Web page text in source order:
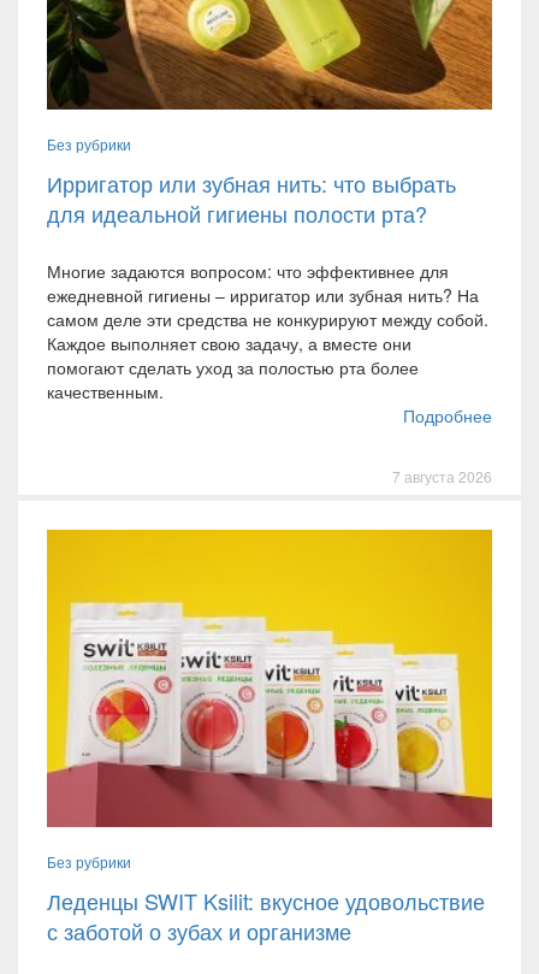
Без рубрики
Ирригатор или зубная нить: что выбрать
для идеальной гигиены полости рта?
Многие задаются вопросом: что эффективнее для
ежедневной гигиены – ирригатор или зубная нить? На
самом деле эти средства не конкурируют между собой.
Каждое выполняет свою задачу, а вместе они
помогают сделать уход за полостью рта более
качественным.
Подробнее
7 августа 2026
Без рубрики
Леденцы SWIT Ksilit: вкусное удовольствие
с заботой о зубах и организме